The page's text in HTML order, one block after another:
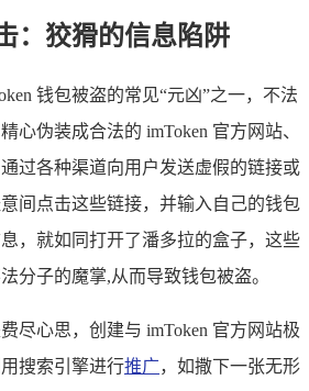
：狡猾的信息陷阱
钱包被盗的常见“元凶”之一，不法
心伪装成合法的 imToken 官方网站、
过各种渠道向用户发送虚假的链接或
间点击这些链接，并输入自己的钱包
，就如同打开了潘多拉的盒子，这些
分子的魔掌,从而导致钱包被盗。
尽心思，创建与 imToken 官方网站极
搜索引擎进行推广，如撒下一张无形